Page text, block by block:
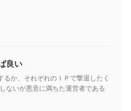
良い
か、それぞれのＩＰで撃退したく
ないが悪意に満ちた運営者である